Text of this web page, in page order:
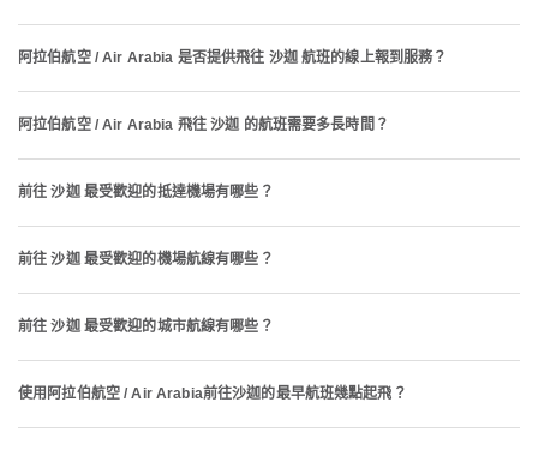
阿拉伯航空 / Air Arabia 是否提供飛往 沙迦 航班的線上報到服務？
阿拉伯航空 / Air Arabia 飛往 沙迦 的航班需要多長時間？
前往 沙迦 最受歡迎的抵達機場有哪些？
前往 沙迦 最受歡迎的機場航線有哪些？
前往 沙迦 最受歡迎的城市航線有哪些？
使用阿拉伯航空 / Air Arabia前往沙迦的最早航班幾點起飛？